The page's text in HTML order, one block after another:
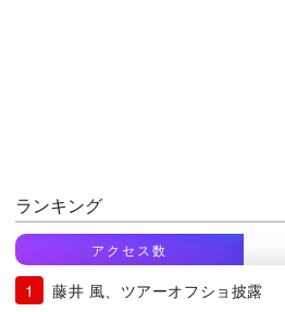
ランキング
アクセス数
藤井 風、ツアーオフショ披露